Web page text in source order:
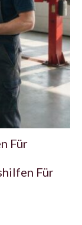
Für
Für